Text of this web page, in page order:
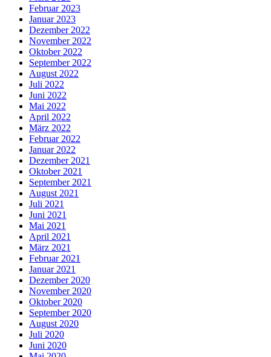
Februar 2023
Januar 2023
Dezember 2022
November 2022
Oktober 2022
September 2022
August 2022
Juli 2022
Juni 2022
Mai 2022
April 2022
März 2022
Februar 2022
Januar 2022
Dezember 2021
Oktober 2021
September 2021
August 2021
Juli 2021
Juni 2021
Mai 2021
April 2021
März 2021
Februar 2021
Januar 2021
Dezember 2020
November 2020
Oktober 2020
September 2020
August 2020
Juli 2020
Juni 2020